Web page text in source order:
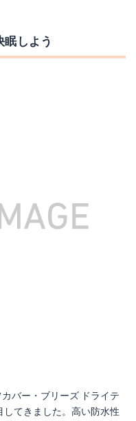
眠しよう
バー・ブリーズ ドライテ
してきました。高い防水性